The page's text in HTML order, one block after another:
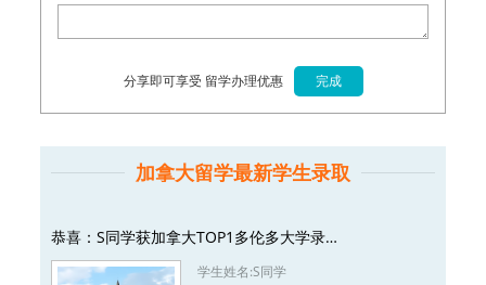
分享即可享受 留学办理优惠
加拿大留学最新学生录取
恭喜：S同学获加拿大TOP1多伦多大学录…
学生姓名:S同学